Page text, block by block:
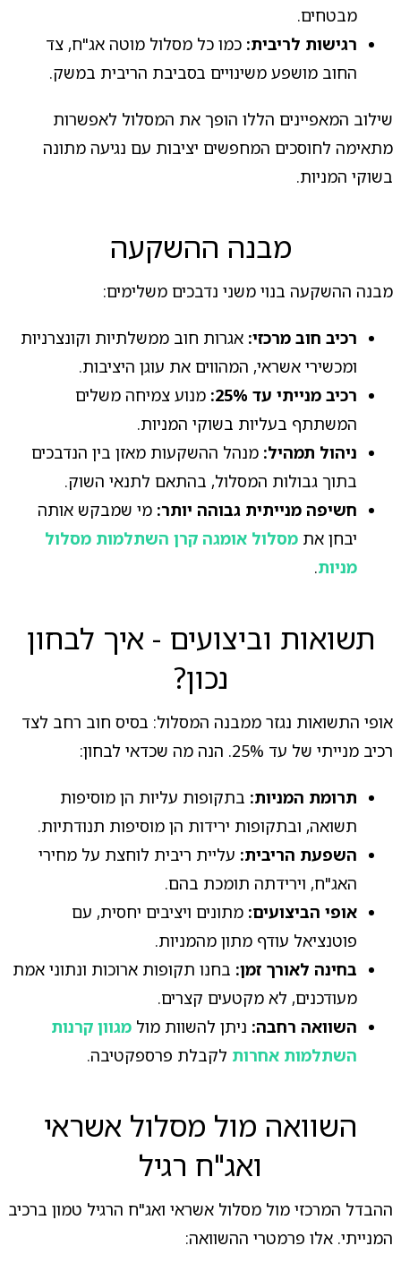
מבטחים.
רגישות לריבית: כמו כל מסלול מוטה אג"ח, צד
החוב מושפע משינויים בסביבת הריבית במשק.
שילוב המאפיינים הללו הופך את המסלול לאפשרות
מתאימה לחוסכים המחפשים יציבות עם נגיעה מתונה
בשוקי המניות.
מבנה ההשקעה
מבנה ההשקעה בנוי משני נדבכים משלימים:
רכיב חוב מרכזי: אגרות חוב ממשלתיות וקונצרניות
ומכשירי אשראי, המהווים את עוגן היציבות.
רכיב מנייתי עד 25%:
מנוע צמיחה משלים
המשתתף בעליות בשוקי המניות.
ניהול תמהיל: מנהל ההשקעות מאזן בין הנדבכים
בתוך גבולות המסלול, בהתאם לתנאי השוק.
חשיפה מנייתית גבוהה יותר: מי שמבקש אותה
יבחן את מסלול אומגה קרן השתלמות מסלול
מניות.
תשואות וביצועים - איך לבחון
נכון?
אופי התשואות נגזר ממבנה המסלול: בסיס חוב רחב לצד
רכיב מנייתי של עד 25%. הנה מה שכדאי לבחון:
תרומת המניות: בתקופות עליות הן מוסיפות
תשואה, ובתקופות ירידות הן מוסיפות תנודתיות.
השפעת הריבית: עליית ריבית לוחצת על מחירי
האג"ח, וירידתה תומכת בהם.
אופי הביצועים: מתונים ויציבים יחסית, עם
פוטנציאל עודף מתון מהמניות.
בחינה לאורך זמן: בחנו תקופות ארוכות ונתוני אמת
מעודכנים, לא מקטעים קצרים.
השוואה רחבה: ניתן להשוות מול מגוון קרנות
השתלמות אחרות לקבלת פרספקטיבה.
השוואה מול מסלול אשראי
ואג"ח רגיל
ההבדל המרכזי מול מסלול אשראי ואג"ח הרגיל טמון ברכיב
המנייתי. אלו פרמטרי ההשוואה: